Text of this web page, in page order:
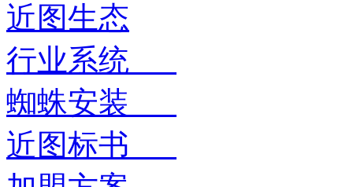
近图生态
行业系统
蜘蛛安装
近图标书